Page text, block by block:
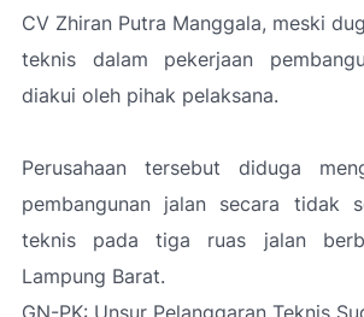
CV Zhiran Putra Manggala, meski
teknis dalam pekerjaan
diakui oleh pihak pelaksana.
Perusahaan tersebut diduga
pembangunan jalan secara tidak
teknis pada tiga ruas jalan
Lampung Barat.
GN-PK: Unsur Pelanggaran Teknis